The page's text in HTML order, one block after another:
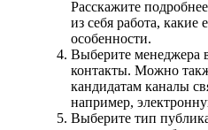
Расскажите
из себя работа, какие
особенности.
Выберите менеджера
контакты. Можно
кандидатам каналы
например,
Выберите тип